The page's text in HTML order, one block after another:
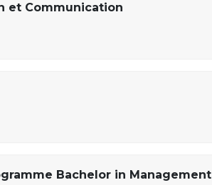
et Communication
Bachelor in Management